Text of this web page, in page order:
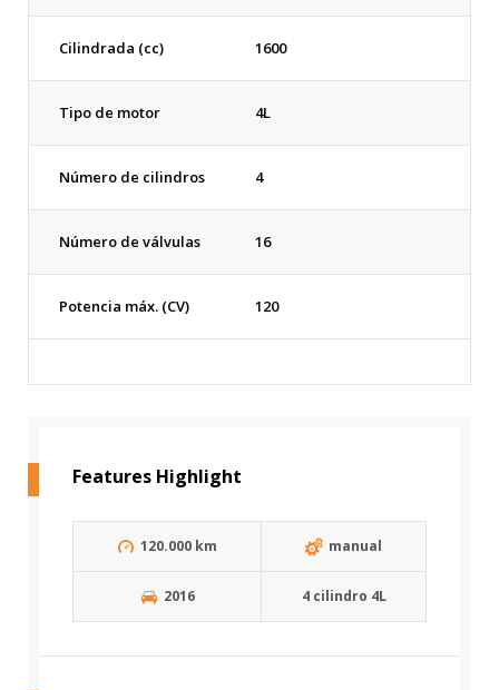
Cilindrada (cc) 1600
Tipo de motor 4L
Número de cilindros 4
Número de válvulas 16
Potencia máx. (CV) 120
Features Highlight
120.000 km manual
2016 4 cilindro 4L